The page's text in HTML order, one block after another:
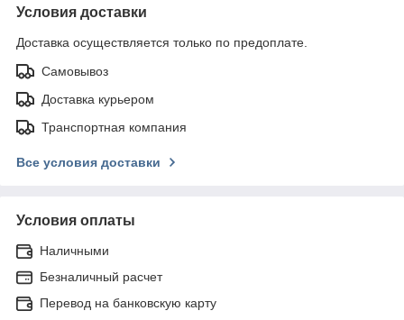
Условия доставки
Доставка осуществляется только по предоплате.
Самовывоз
Доставка курьером
Транспортная компания
Все условия доставки
Условия оплаты
Наличными
Безналичный расчет
Перевод на банковскую карту